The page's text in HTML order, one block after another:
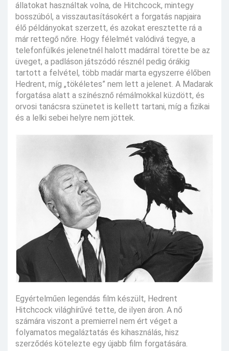
állatokat használtak volna, de Hitchcock, mintegy
bosszúból, a visszautasításokért a forgatás napjaira
élő példányokat szerzett, és azokat eresztette rá a
már rettegő nőre. Hogy félelmét valódivá tegye, a
telefonfülkés jelenetnél halott madárral törette be az
üveget, a padláson játszódó résznél pedig órákig
tartott a felvétel, több madár marta egyszerre élőben
Hedrent, míg „tökéletes” nem lett a jelenet. A Madarak
forgatása alatt a színésznő rémálmokkal küzdött, és
orvosi tanácsra szünetet is kellett tartani, míg a fizikai
és a lelki sebei helyre nem jöttek.
Egyértelműen legendás film készült, Hedrent
Hitchcock világhírűvé tette, de ilyen áron. A nő
számára viszont a premierrel nem ért véget a
folyamatos megaláztatás és kihasználás, hisz
szerződés kötelezte egy újabb film forgatására.